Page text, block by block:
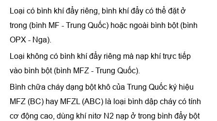
Loại có bình khí đẩy riêng, bình khí đẩy có thể đặt ở
trong (bình MF - Trung Quốc) hoặc ngoài bình bột (bình
OPX - Nga).
Loại không có bình khí đẩy riêng mà nạp khí trực tiếp
vào bình bột (bình MFZ - Trung Quốc).
Bình chữa cháy dạng bột khô của Trung Quốc ký hiệu
MFZ (BC) hay MFZL (ABC) là loại bình dập cháy có tính
cơ động cao, dùng khí nitơ N2 nạp ở trong bình đẩy bột